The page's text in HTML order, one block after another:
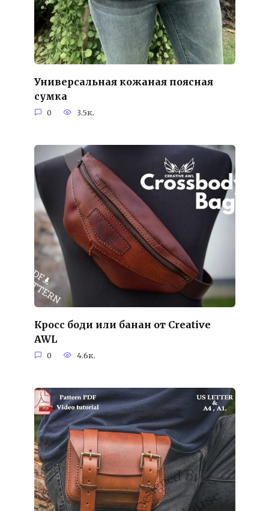
Универсальная кожаная поясная
сумка
0 3.5к.
Кросс боди или банан от Creative
AWL
0 4.6к.